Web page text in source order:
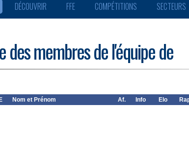
DÉCOUVRIR FFE COMPÉTITIONS SECTEURS
des membres de l'équipe de
Nom et Prénom Af. Info Elo